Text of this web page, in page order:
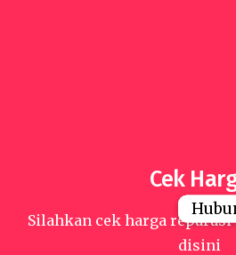
Cek
Silahkan cek harga
disini